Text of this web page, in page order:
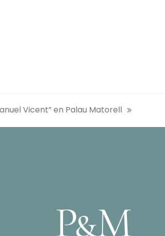
Vicent” en Palau Matorell